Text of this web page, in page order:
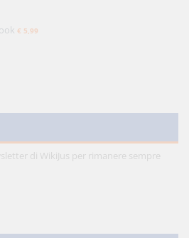
€ 5,99
di WikiJus per rimanere sempre